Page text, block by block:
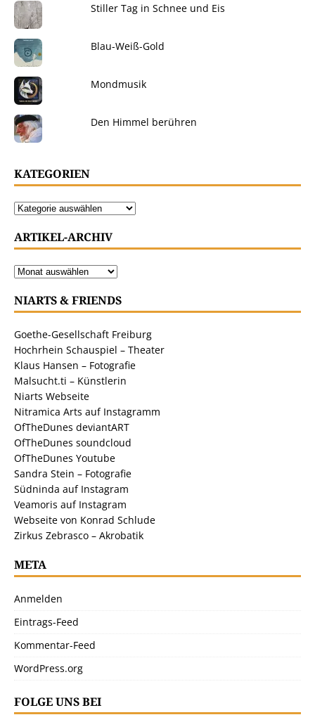
Stiller Tag in Schnee und Eis
Blau-Weiß-Gold
Mondmusik
Den Himmel berühren
KATEGORIEN
ARTIKEL-ARCHIV
NIARTS & FRIENDS
Goethe-Gesellschaft Freiburg
Hochrhein Schauspiel – Theater
Klaus Hansen – Fotografie
Malsucht.ti – Künstlerin
Niarts Webseite
Nitramica Arts auf Instagramm
OfTheDunes deviantART
OfTheDunes soundcloud
OfTheDunes Youtube
Sandra Stein – Fotografie
Südninda auf Instagram
Veamoris auf Instagram
Webseite von Konrad Schlude
Zirkus Zebrasco – Akrobatik
META
Anmelden
Eintrags-Feed
Kommentar-Feed
WordPress.org
FOLGE UNS BEI